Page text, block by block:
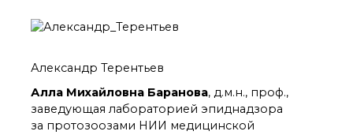
Александр Терентьев
Алла Михайловна Баранова, д.м.н., проф.,
заведующая лабораторией эпиднадзора
за протозоозами НИИ медицинской